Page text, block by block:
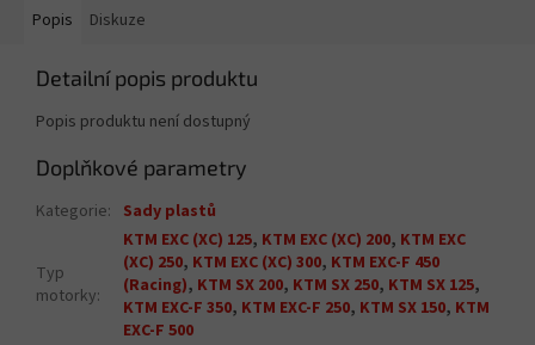
Popis Diskuze
Detailní popis produktu
Popis produktu není dostupný
Doplňkové parametry
Kategorie: Sady plastů
Typ
motorky:
KTM EXC (XC) 125, KTM EXC (XC) 200, KTM EXC
(XC) 250, KTM EXC (XC) 300, KTM EXC-F 450
(Racing), KTM SX 200, KTM SX 250, KTM SX 125,
KTM EXC-F 350, KTM EXC-F 250, KTM SX 150, KTM
EXC-F 500